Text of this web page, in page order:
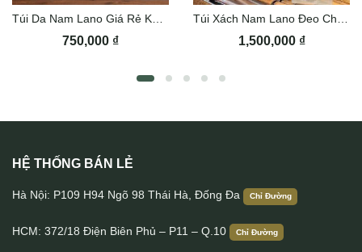
Túi bao tử da bò cao cấp đeo bụng đeo chéo TDB015
750,000 ₫ 1,500,000 ₫
HỆ THỐNG BÁN LẺ
Hà Nội: P109 H94 Ngõ 98 Thái Hà, Đống Đa Chỉ Đường
HCM: 372/18 Điện Biên Phủ – P11 – Q.10 Chỉ Đường